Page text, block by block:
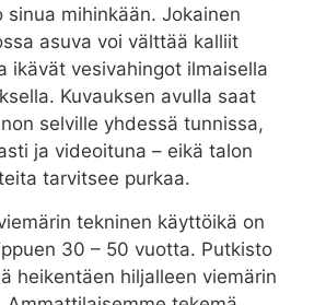
sinua mihinkään. Jokainen
asuva voi välttää kalliit
ikävät vesivahingot ilmaisella
Kuvauksen avulla saat
selville yhdessä tunnissa,
ja videoituna – eikä talon
tarvitsee purkaa.
tekninen käyttöikä on
30 – 50 vuotta. Putkisto
heikentäen hiljalleen viemärin